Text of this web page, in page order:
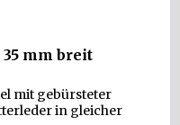
mm breit
mit gebürsteter
in gleicher